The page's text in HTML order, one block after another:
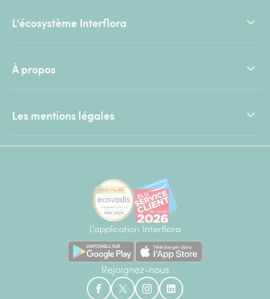
L'écosystème Interflora
À propos
Les mentions légales
L'application Interflora
Rejoignez-nous